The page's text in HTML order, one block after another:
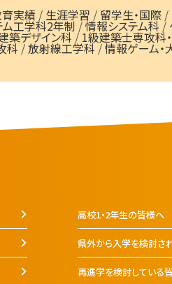
実績 / 生涯学習 /留学生・国際 /
ム工学科2年制 /情報システム科/
築デザイン科/1級建築士専攻科
科/放射線工学科/情報ゲーム・
高校1・2年生の皆様へ
県外から入学を検討さ
再進学を検討している